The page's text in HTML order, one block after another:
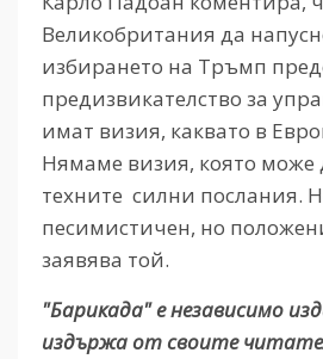
Великобритания да
избирането на Тръмп
предизвикателство за
имат визия, каквато в
Нямаме визия, която може
техните силни послания.
песимистичен, но
заявява той.
"Барикада" е независимо
издържа от своите